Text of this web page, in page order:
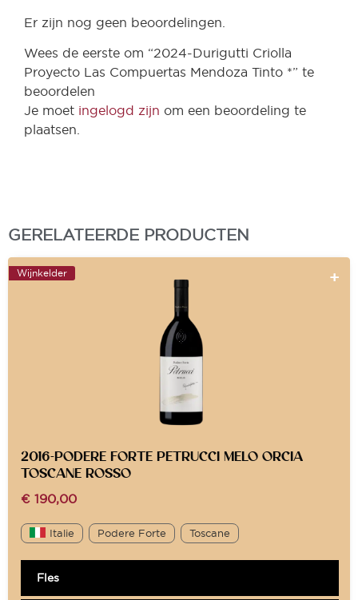
Er zijn nog geen beoordelingen.
Wees de eerste om “2024-Durigutti Criolla
Proyecto Las Compuertas Mendoza Tinto *” te
beoordelen
Je moet ingelogd zijn om een beoordeling te
plaatsen.
GERELATEERDE PRODUCTEN
Wijnkelder
2016-PODERE FORTE PETRUCCI MELO ORCIA
TOSCANE ROSSO
€ 190,00
Italie Podere Forte Toscane
Fles